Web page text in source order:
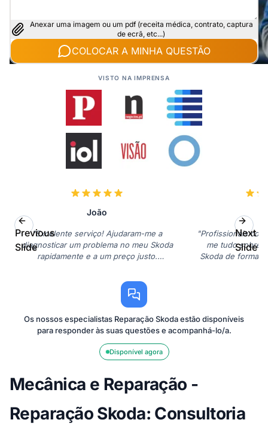
Anexar uma imagem ou um pdf (receita médica, contrato, captura
de ecrã, etc...)
COLOCAR A MINHA QUESTÃO
VISTO NA IMPRENSA
João
"Excelente serviço! Ajudaram-me a
diagnosticar um problema no meu Skoda
rapidamente e a um preço justo.
"Profissionais
me tudo sobre
Skoda de forma
Previous
Slide
Next
Slide
Os nossos especialistas Reparação Skoda estão disponíveis
para responder às suas questões e acompanhá-lo/a.
Disponível agora
Mecânica e Reparação -
Reparação Skoda: Consultoria